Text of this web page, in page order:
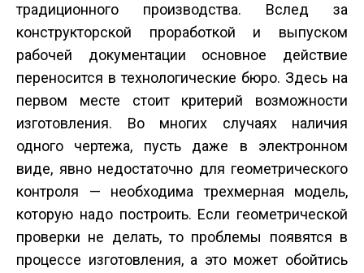
традиционного производства. Вслед за
конструкторской проработкой и выпуском
рабочей документации основное действие
переносится в технологические бюро. Здесь на
первом месте стоит критерий возможности
изготовления. Во многих случаях наличия
одного чертежа, пусть даже в электронном
виде, явно недостаточно для геометрического
контроля — необходима трехмерная модель,
которую надо построить. Если геометрической
проверки не делать, то проблемы появятся в
процессе изготовления, а это может обойтись